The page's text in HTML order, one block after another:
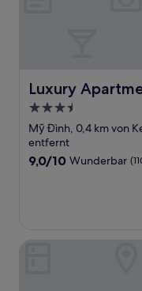
Luxury
Luxury Apartment
3.5-
Sterne-
Unterkunft
Mỹ Đình, 0,4 km von
entfernt
9.0
9,0/10 Wunderbar